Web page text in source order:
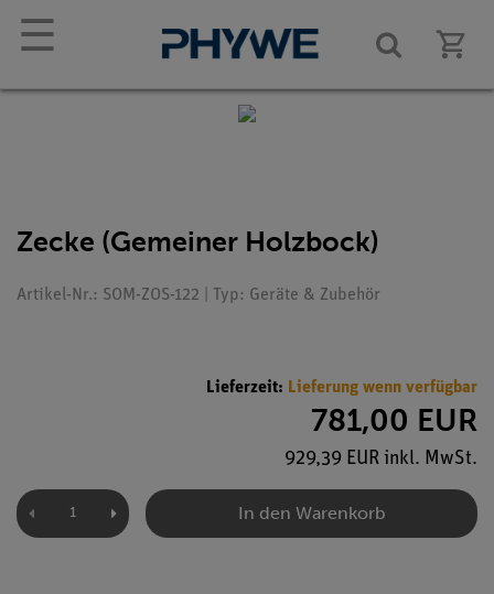
☰
Zecke (Gemeiner Holzbock)
Artikel-Nr.: SOM-ZOS-122 | Typ: Geräte & Zubehör
Lieferzeit: Lieferung wenn verfügbar
781,00 EUR
929,39 EUR inkl. MwSt.
In den Warenkorb